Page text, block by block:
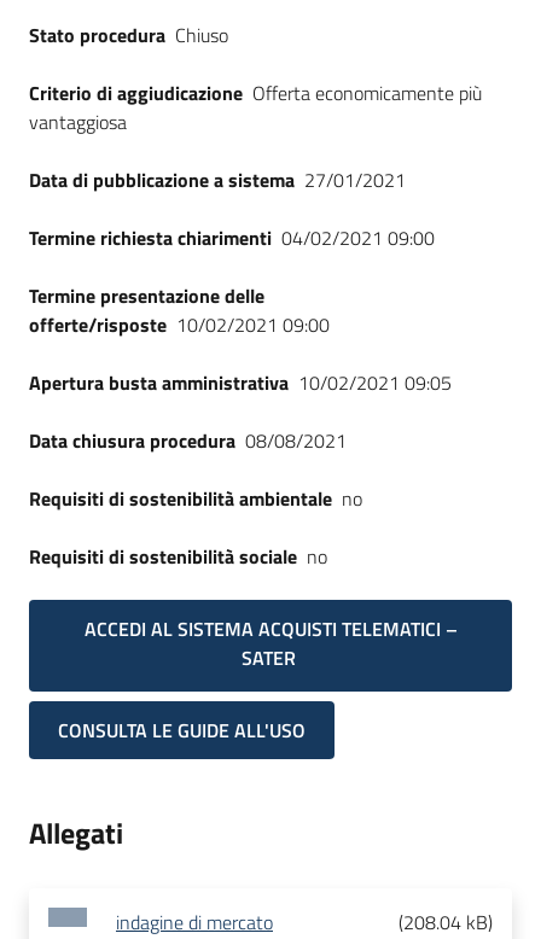
Stato procedura Chiuso
Criterio di aggiudicazione Offerta economicamente più
vantaggiosa
Data di pubblicazione a sistema 27/01/2021
Termine richiesta chiarimenti 04/02/2021 09:00
Termine presentazione delle
offerte/risposte 10/02/2021 09:00
Apertura busta amministrativa 10/02/2021 09:05
Data chiusura procedura 08/08/2021
Requisiti di sostenibilità ambientale no
Requisiti di sostenibilità sociale no
ACCEDI AL SISTEMA ACQUISTI TELEMATICI –
SATER
CONSULTA LE GUIDE ALL'USO
Allegati
indagine di mercato (208.04 kB)